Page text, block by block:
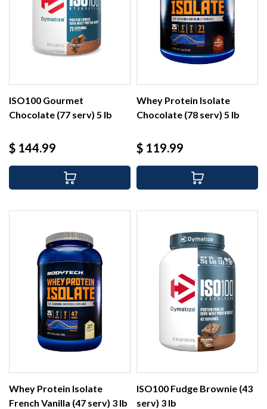
ISO100 Gourmet
Chocolate (77 serv) 5 lb
Precio
$ 144.99
Whey Protein Isolate
Chocolate (78 serv) 5 lb
Precio
$ 119.99
Whey Protein Isolate
French Vanilla (47 serv) 3 lb
ISO100 Fudge Brownie (43
serv) 3 lb